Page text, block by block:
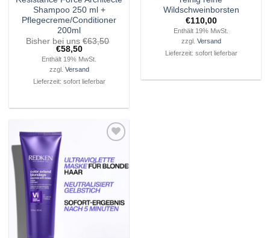
Shampoo 250 ml +
Pflegecreme/Conditioner
200ml
Bisher bei uns €63,50
Ursprünglicher
Preis
war:
€63,50
€58,50Aktueller
Preis
ist:
€58,50.
Enthält 19% MwSt.
zzgl. Versand
Lieferzeit: sofort lieferbar
Wildschweinborsten
€110,00
Enthält 19% MwSt.
zzgl. Versand
Lieferzeit: sofort lieferbar
Zu
Wunschliste